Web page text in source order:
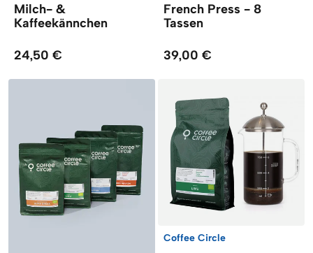
Milch- &
Kaffeekännchen
24,50 €
French Press - 8
Tassen
39,00 €
Coffee Circle